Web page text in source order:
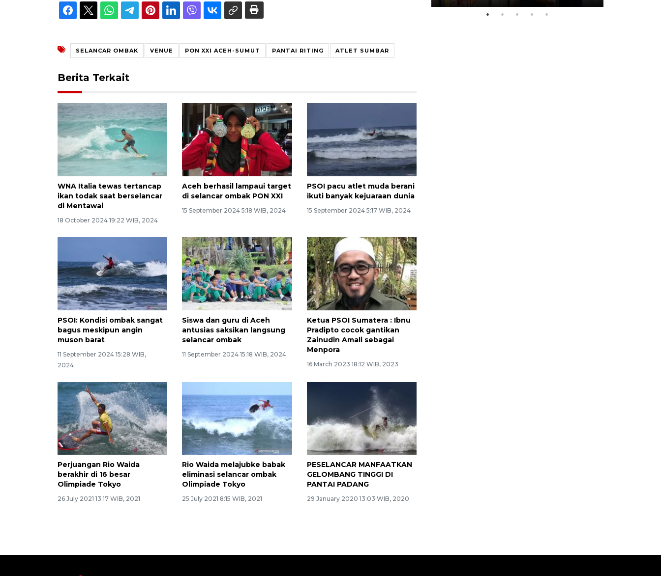
SELANCAR OMBAK VENUE PON XXI ACEH-SUMUT PANTAI RITING ATLET SUMBAR
Berita Terkait
WNA Italia tewas tertancap
ikan todak saat berselancar
di Mentawai
18 October 2024 19:22 WIB, 2024
Aceh berhasil lampaui target
di selancar ombak PON XXI
15 September 2024 5:18 WIB, 2024
PSOI pacu atlet muda berani
ikuti banyak kejuaraan dunia
15 September 2024 5:17 WIB, 2024
PSOI: Kondisi ombak sangat
bagus meskipun angin
muson barat
11 September 2024 15:28 WIB,
2024
Siswa dan guru di Aceh
antusias saksikan langsung
selancar ombak
11 September 2024 15:18 WIB, 2024
Ketua PSOI Sumatera : Ibnu
Pradipto cocok gantikan
Zainudin Amali sebagai
Menpora
16 March 2023 18:12 WIB, 2023
Perjuangan Rio Waida
berakhir di 16 besar
Olimpiade Tokyo
26 July 2021 13:17 WIB, 2021
Rio Waida melajubke babak
eliminasi selancar ombak
Olimpiade Tokyo
25 July 2021 8:15 WIB, 2021
PESELANCAR MANFAATKAN
GELOMBANG TINGGI DI
PANTAI PADANG
29 January 2020 13:03 WIB, 2020